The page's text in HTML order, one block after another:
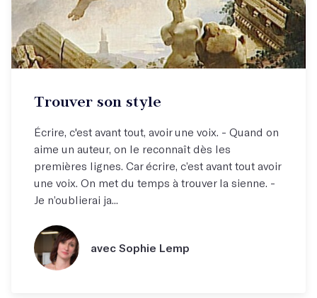
Trouver son style
Écrire, c'est avant tout, avoir une voix. - Quand on
aime un auteur, on le reconnaît dès les
premières lignes. Car écrire, c’est avant tout avoir
une voix. On met du temps à trouver la sienne. -
Je n’oublierai ja...
avec Sophie Lemp